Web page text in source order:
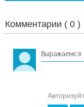
Комментарии ( 0 )